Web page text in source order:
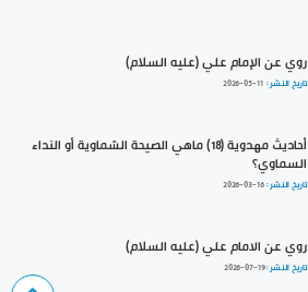
روي عن الإمام علي (عليه السلام)
تاريخ النشر : 2026-05-11
أحاديث مهدوية (18) ماهي الصيحة السّماوية أو النداء
السماوي؟
تاريخ النشر :2026-03-16
روي عن الامام علي (عليه السلام)
تاريخ النشر :2026-07-19